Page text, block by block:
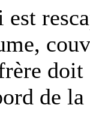
de